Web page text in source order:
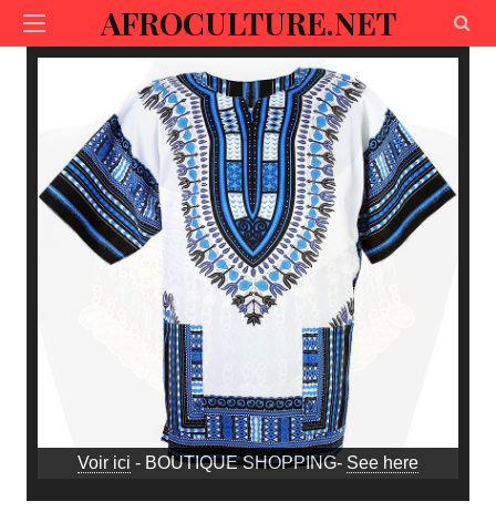
AFROCULTURE.NET
Voir ici - BOUTIQUE SHOPPING- See here